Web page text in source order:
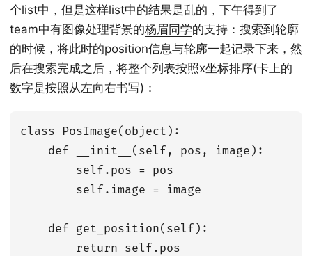
个list中，但是这样list中的结果是乱的，下午得到了
team中有图像处理背景的杨眉同学的支持：搜索到轮廓
的时候，将此时的position信息与轮廓一起记录下来，然
后在搜索完成之后，将整个列表按照x坐标排序(卡上的
数字是按照从左向右书写)：
class PosImage(object):
    def __init__(self, pos, image):
        self.pos = pos
        self.image = image
    def get_position(self):
        return self.pos